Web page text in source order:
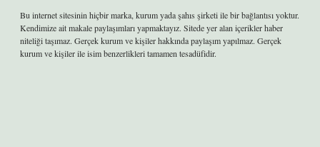
Bu internet sitesinin hiçbir marka, kurum yada şahıs şirketi ile bir bağlantısı yoktur.
Kendimize ait makale paylaşımları yapmaktayız. Sitede yer alan içerikler haber
niteliği taşımaz. Gerçek kurum ve kişiler hakkında paylaşım yapılmaz. Gerçek
kurum ve kişiler ile isim benzerlikleri tamamen tesadüfidir.